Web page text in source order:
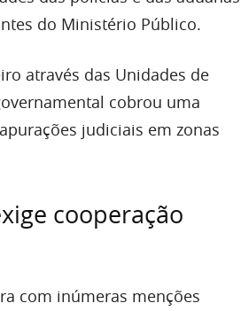
do Ministério Público.
através das Unidades de
cobrou uma
judiciais em zonas
cooperação
com inúmeras menções